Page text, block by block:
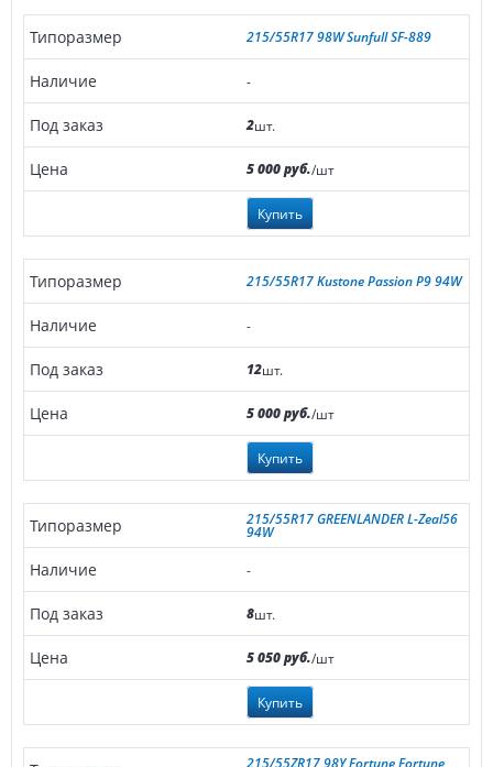
215/55R17 98W Sunfull SF-889
-
2шт.
5 000 руб./шт
Купить
215/55R17 Kustone Passion P9 94W
-
12шт.
5 000 руб./шт
Купить
215/55R17 GREENLANDER L-Zeal56
94W
-
8шт.
5 050 руб./шт
Купить
215/55ZR17 98Y Fortune Fortune